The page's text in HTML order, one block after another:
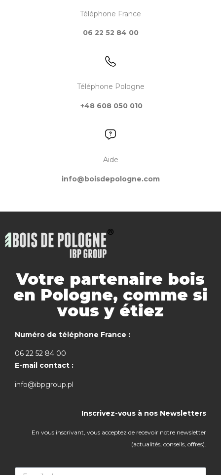
Téléphone France
06 22 52 84 00
Téléphone Pologne
+48 608 050 010
Aide
info@boisdepologne.com
Votre partenaire bois
en Pologne, comme si
vous y étiez
Numéro de téléphone France :
06 22 52 84 00
E-mail contact :
info@ibpgroup.pl
Inscrivez-vous à nos Newsletters
En vous inscrivant, vous acceptez de recevoir notre newsletter
(actualités, conseils, offres).